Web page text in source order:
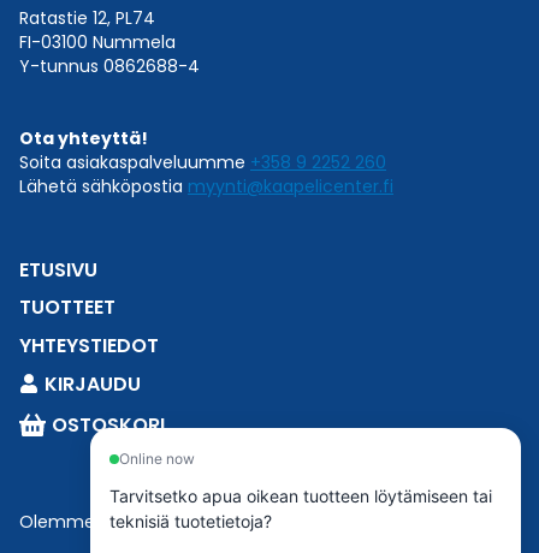
Ratastie 12, PL74
FI-03100 Nummela
Y-tunnus 0862688-4
Ota yhteyttä!
Soita asiakaspalveluumme +358 9 2252 260
Lähetä sähköpostia myynti@kaapelicenter.fi
ETUSIVU
TUOTTEET
YHTEYSTIEDOT
KIRJAUDU
OSTOSKORI
Olemme osaEsbeconia.
Online now
Tarvitsetko apua oikean tuotteen löytämiseen tai
teknisiä tuotetietoja?